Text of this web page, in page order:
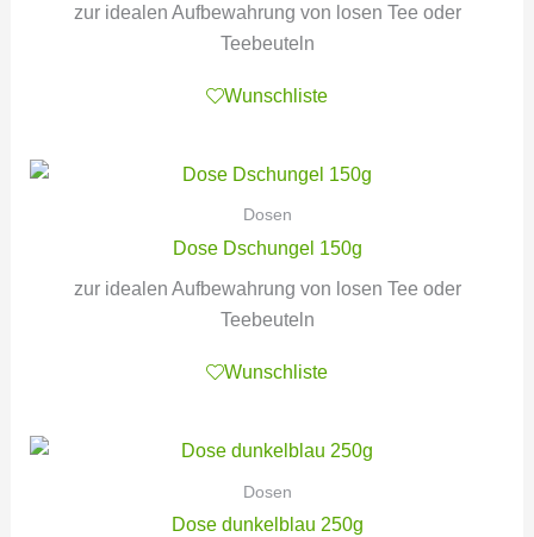
zur idealen Aufbewahrung von losen Tee oder
Teebeuteln
Wunschliste
Dosen
Dose Dschungel 150g
zur idealen Aufbewahrung von losen Tee oder
Teebeuteln
Wunschliste
Dosen
Dose dunkelblau 250g